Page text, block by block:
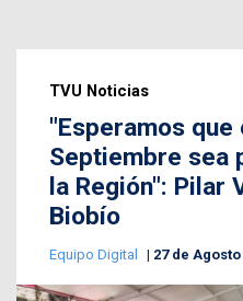
TVU Noticias
"Esperamos que
Septiembre sea
la Región": Pilar
Biobío
Equipo Digital 27 de Agosto